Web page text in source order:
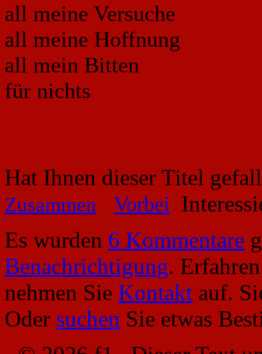
all meine Versuche
all meine Hoffnung
all mein Bitten
für nichts
Hat Ihnen dieser Titel
Zusammen Vorbei
Es wurden 6 Kommentare
Benachrichtigung.
nehmen Sie Kontakt auf.
Oder suchen Sie etwas